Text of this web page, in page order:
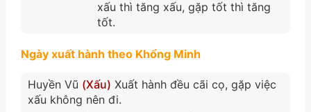
xấu thì tăng xấu, gặp tốt thì tăng
tốt.
Ngày xuất hành theo Khổng Minh
Huyền Vũ (Xấu) Xuất hành đều cãi cọ, gặp việc
xấu không nên đi.